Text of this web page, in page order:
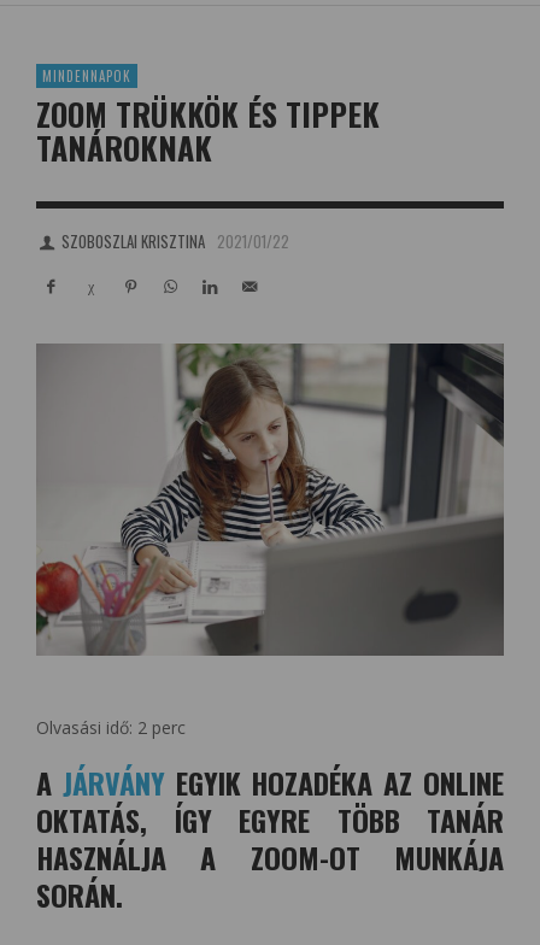
MINDENNAPOK
ZOOM TRÜKKÖK ÉS TIPPEK
TANÁROKNAK
SZOBOSZLAI KRISZTINA 2021/01/22
Olvasási idő: 2 perc
A JÁRVÁNYEGYIK HOZADÉKA AZ ONLINE
OKTATÁS, ÍGY EGYRE TÖBB TANÁR
HASZNÁLJA A ZOOM-OT MUNKÁJA
SORÁN.